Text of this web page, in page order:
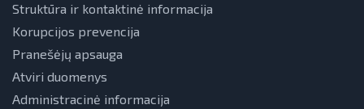
Struktūra ir kontaktinė informacija
Korupcijos prevencija
Pranešėjų apsauga
Atviri duomenys
Administracinė informacija